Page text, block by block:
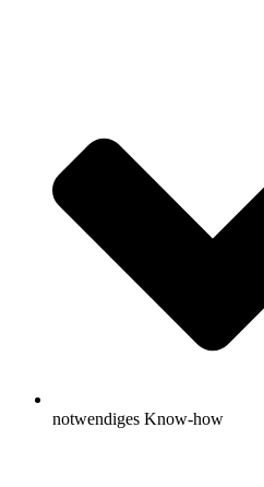
notwendiges Know-how